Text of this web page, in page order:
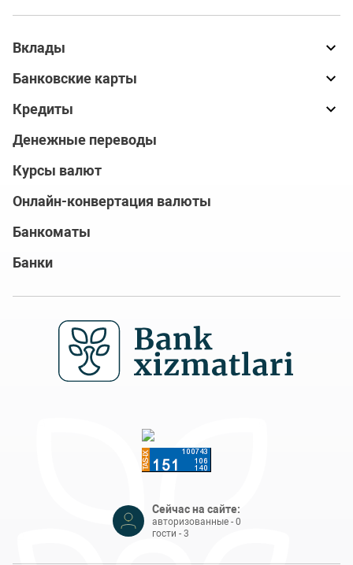
Вклады
Банковские карты
Кредиты
Денежные переводы
Курсы валют
Онлайн-конвертация валюты
Банкоматы
Банки
Сейчас на сайте:
авторизованные - 0
гости - 3